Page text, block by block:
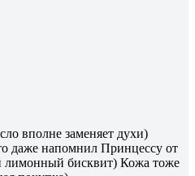
вполне заменяет духи)
даже напомнил Принцессу от
лимонный бисквит) Кожа тоже